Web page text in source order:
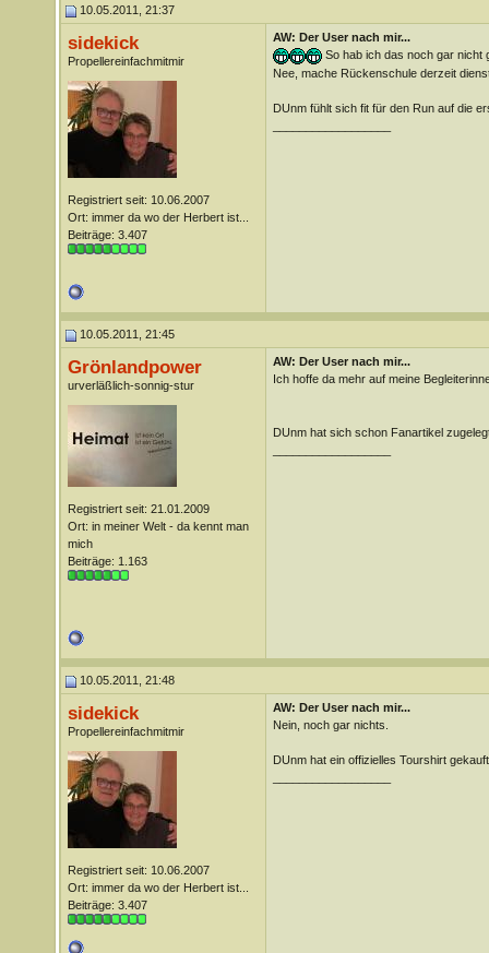
10.05.2011, 21:37
sidekick
Propellereinfachmitmir
Registriert seit: 10.06.2007
Ort: immer da wo der Herbert ist...
Beiträge: 3.407
AW: Der User nach mir...
So hab ich das noch gar nicht
Nee, mache Rückenschule derzeit
DUnm fühlt sich fit für den Run auf die
10.05.2011, 21:45
Grönlandpower
urverläßlich-sonnig-stur
Registriert seit: 21.01.2009
Ort: in meiner Welt - da kennt man
mich
Beiträge: 1.163
AW: Der User nach mir...
Ich hoffe da mehr auf meine
DUnm hat sich schon Fanartikel
10.05.2011, 21:48
sidekick
Propellereinfachmitmir
Registriert seit: 10.06.2007
Ort: immer da wo der Herbert ist...
Beiträge: 3.407
AW: Der User nach mir...
Nein, noch gar nichts.
DUnm hat ein offizielles Tourshirt